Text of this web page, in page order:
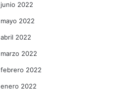
junio 2022
mayo 2022
abril 2022
marzo 2022
febrero 2022
enero 2022